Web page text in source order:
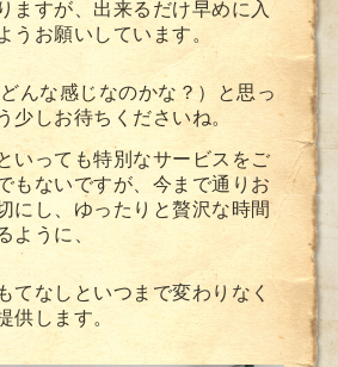
ますが、出来るだけ早めに入
うお願いしています。
んな感じなのかな？）と思っ
少しお待ちくださいね。
いっても特別なサービスをご
もないですが、今まで通りお
にし、ゆったりと贅沢な時間
ように、
てなしといつまで変わりなく
供します。